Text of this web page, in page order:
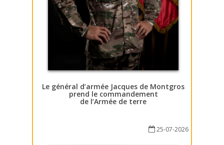
Le général d’armée Jacques de Montgros
prend le commandement
de l’Armée de terre
25-07-2026